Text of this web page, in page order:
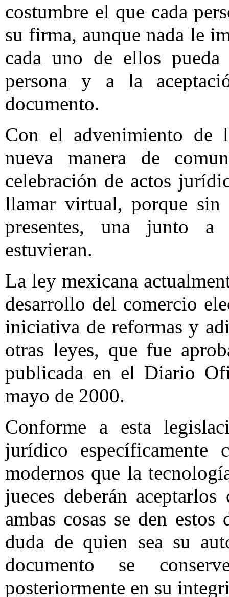
costumbre el que cada
su firma, aunque nada le
cada uno de ellos
persona y a la
documento.
Con el advenimiento de
nueva manera de
celebración de actos
llamar virtual, porque sin
presentes, una junto
estuvieran.
La ley mexicana
desarrollo del comercio
iniciativa de reformas y
otras leyes, que fue
publicada en el Diario
mayo de 2000.
Conforme a esta
jurídico específicamente
modernos que la
jueces deberán
ambas cosas se den
duda de quien sea su
documento se
posteriormente en su